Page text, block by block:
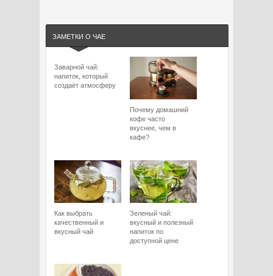
ЗАМЕТКИ О ЧАЕ
Заварной чай:
напиток, который
создаёт атмосферу
Почему домашний
кофе часто
вкуснее, чем в
кафе?
Как выбрать
качественный и
вкусный чай
Зеленый чай:
вкусный и полезный
напиток по
доступной цене